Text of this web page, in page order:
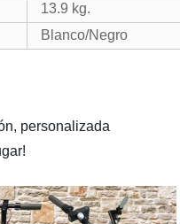
13.9 kg.
Blanco/Negro
personalizada